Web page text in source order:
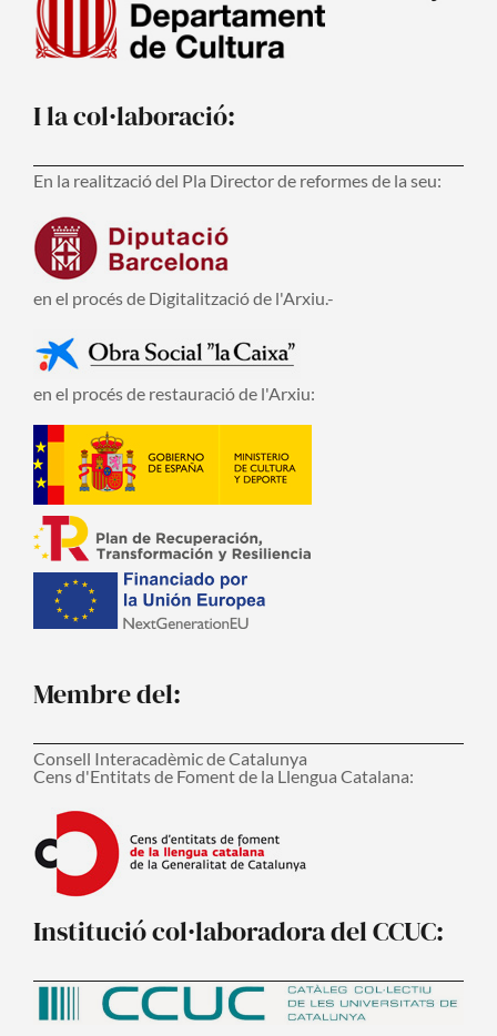
I la col·laboració:
En la realització del Pla Director de reformes de la seu:
en el procés de Digitalització de l'Arxiu.-
en el procés de restauració de l'Arxiu:
Membre del:
Consell Interacadèmic de Catalunya
Cens d'Entitats de Foment de la Llengua Catalana:
Institució col·laboradora del CCUC: